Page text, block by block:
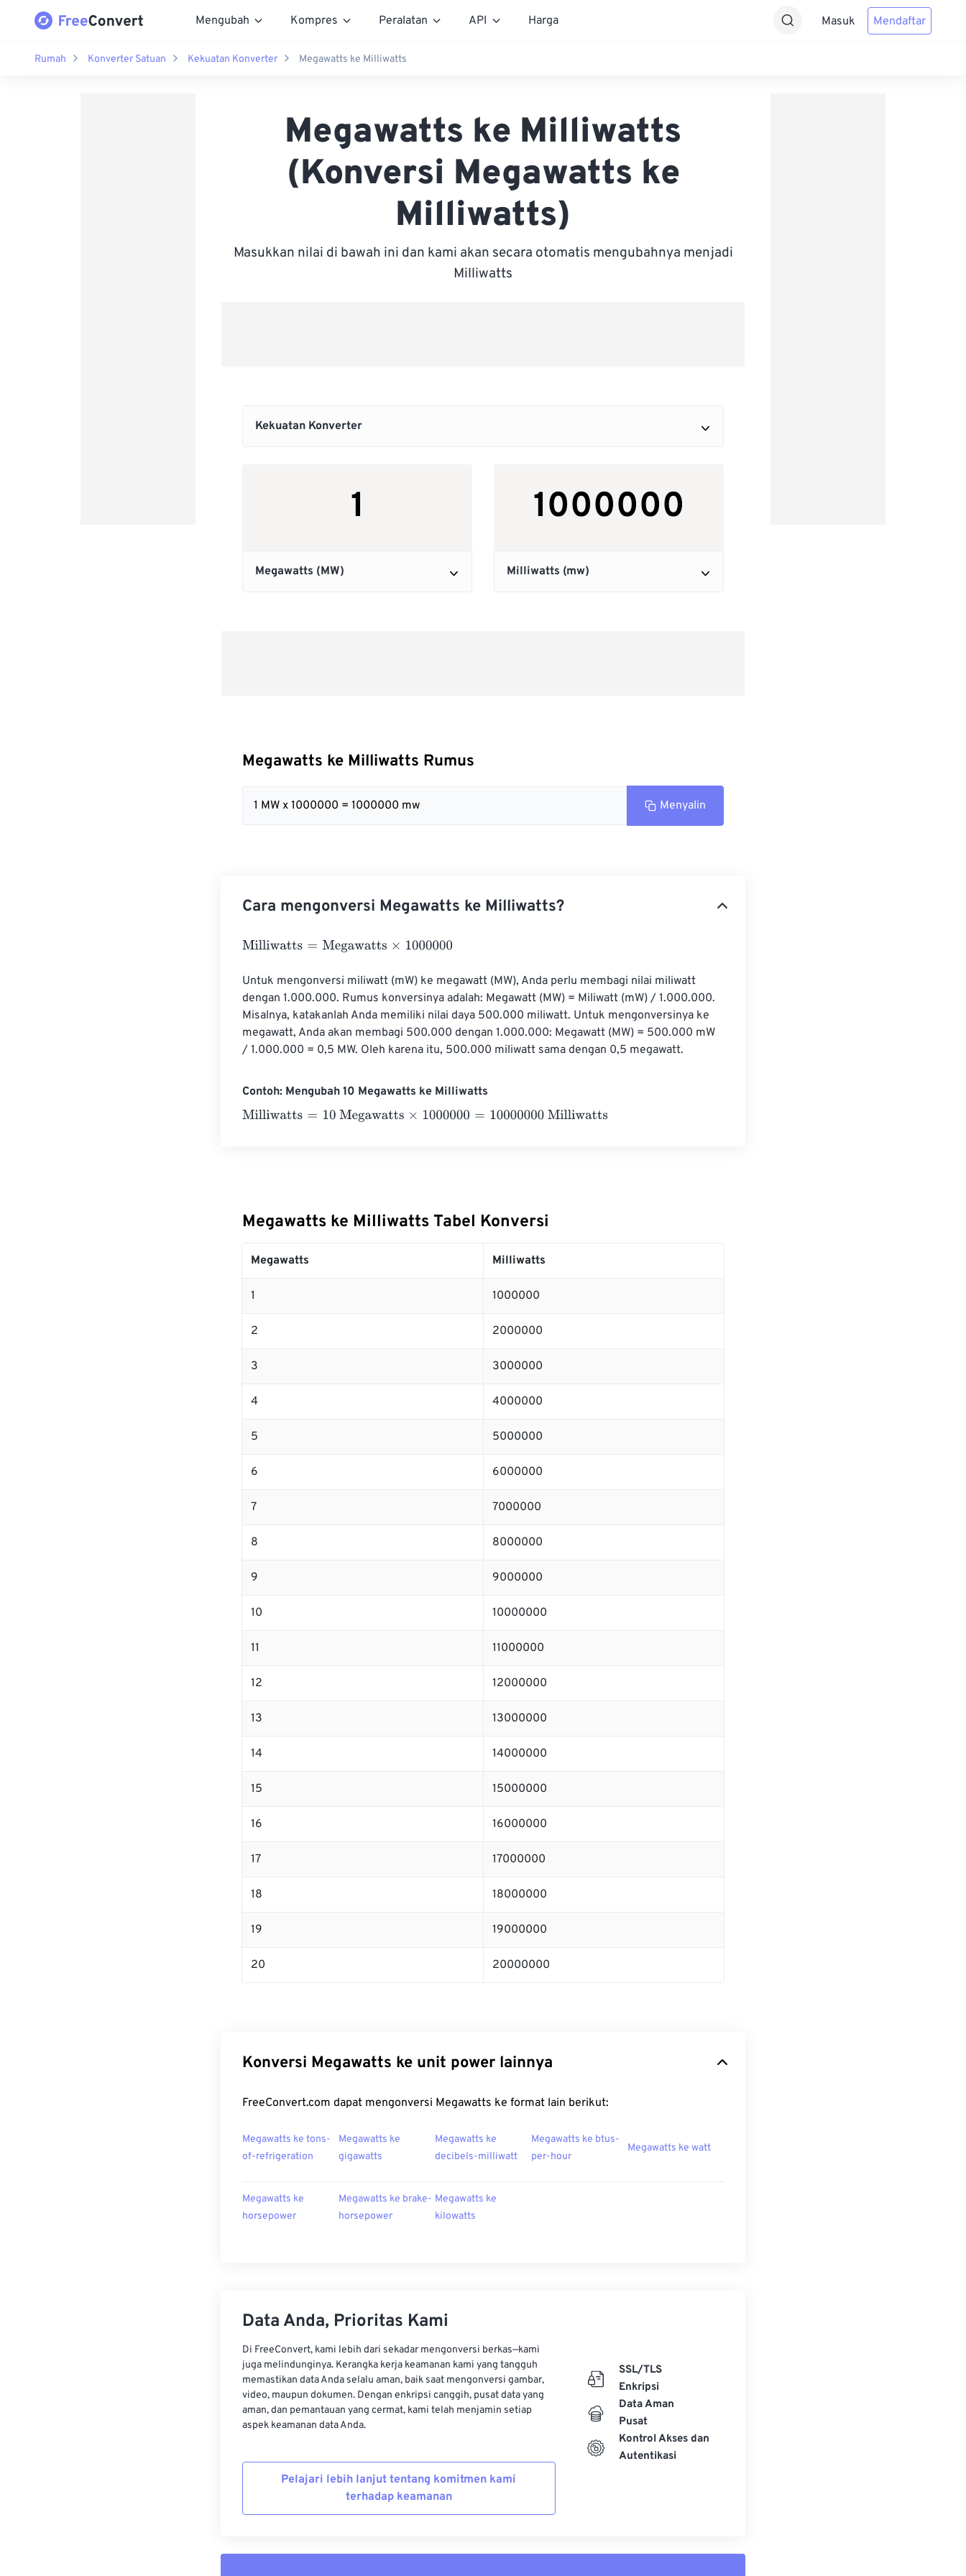
Mengubah Kompres Peralatan API Harga Masuk Mendaftar
Rumah Konverter Satuan Kekuatan Konverter Megawatts ke Milliwatts
Megawatts ke Milliwatts
(Konversi Megawatts ke
Milliwatts)
Masukkan nilai di bawah ini dan kami akan secara otomatis mengubahnya menjadi
Milliwatts
Megawatts ke Milliwatts Rumus
1 MW x 1000000 = 1000000 mw Menyalin
Cara mengonversi Megawatts ke Milliwatts?
Milliwatts=Megawatts×1000000
Untuk mengonversi miliwatt (mW) ke megawatt (MW), Anda perlu membagi nilai miliwatt
dengan 1.000.000. Rumus konversinya adalah: Megawatt (MW) = Miliwatt (mW) / 1.000.000.
Misalnya, katakanlah Anda memiliki nilai daya 500.000 miliwatt. Untuk mengonversinya ke
megawatt, Anda akan membagi 500.000 dengan 1.000.000: Megawatt (MW) = 500.000 mW
/ 1.000.000 = 0,5 MW. Oleh karena itu, 500.000 miliwatt sama dengan 0,5 megawatt.
Contoh: Mengubah 10 Megawatts ke Milliwatts
Milliwatts=10 Megawatts×1000000 =10000000 Milliwatts
Megawatts ke Milliwatts Tabel Konversi
Megawatts Milliwatts
1 1000000
2 2000000
3 3000000
4 4000000
5 5000000
6 6000000
7 7000000
8 8000000
9 9000000
10 10000000
11 11000000
12 12000000
13 13000000
14 14000000
15 15000000
16 16000000
17 17000000
18 18000000
19 19000000
20 20000000
Konversi Megawatts ke unit power lainnya
FreeConvert.com dapat mengonversi Megawatts ke format lain berikut:
Megawatts ke tons-
of-refrigeration
Megawatts ke
gigawatts
Megawatts ke
decibels-milliwatt
Megawatts ke btus-
per-hour
Megawatts ke watt
Megawatts ke
horsepower
Megawatts ke brake-
horsepower
Megawatts ke
kilowatts
Data Anda, Prioritas Kami
Di FreeConvert, kami lebih dari sekadar mengonversi berkas—kami
juga melindunginya. Kerangka kerja keamanan kami yang tangguh
memastikan data Anda selalu aman, baik saat mengonversi gambar,
video, maupun dokumen. Dengan enkripsi canggih, pusat data yang
aman, dan pemantauan yang cermat, kami telah menjamin setiap
aspek keamanan data Anda.
Pelajari lebih lanjut tentang komitmen kami
terhadap keamanan
SSL/TLS
Enkripsi
Data Aman
Pusat
Kontrol Akses dan
Autentikasi